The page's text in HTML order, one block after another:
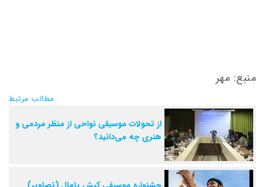
منبع: مهر
مطالب مرتبط
از تحولات موسیقی نواحی از منظر مردمی و
هنری چه می‌دانید؟